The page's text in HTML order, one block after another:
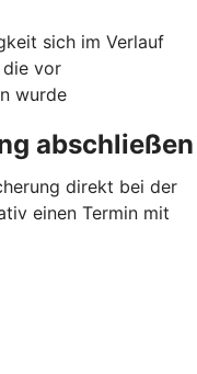
sich im Verlauf
die vor
wurde
abschließen
direkt bei der
einen Termin mit